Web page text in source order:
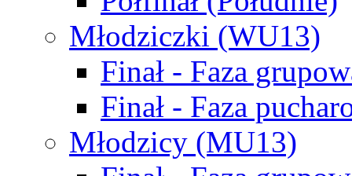
Młodziczki (WU13)
Finał - Faza
Finał - Faza
Młodzicy (MU13)